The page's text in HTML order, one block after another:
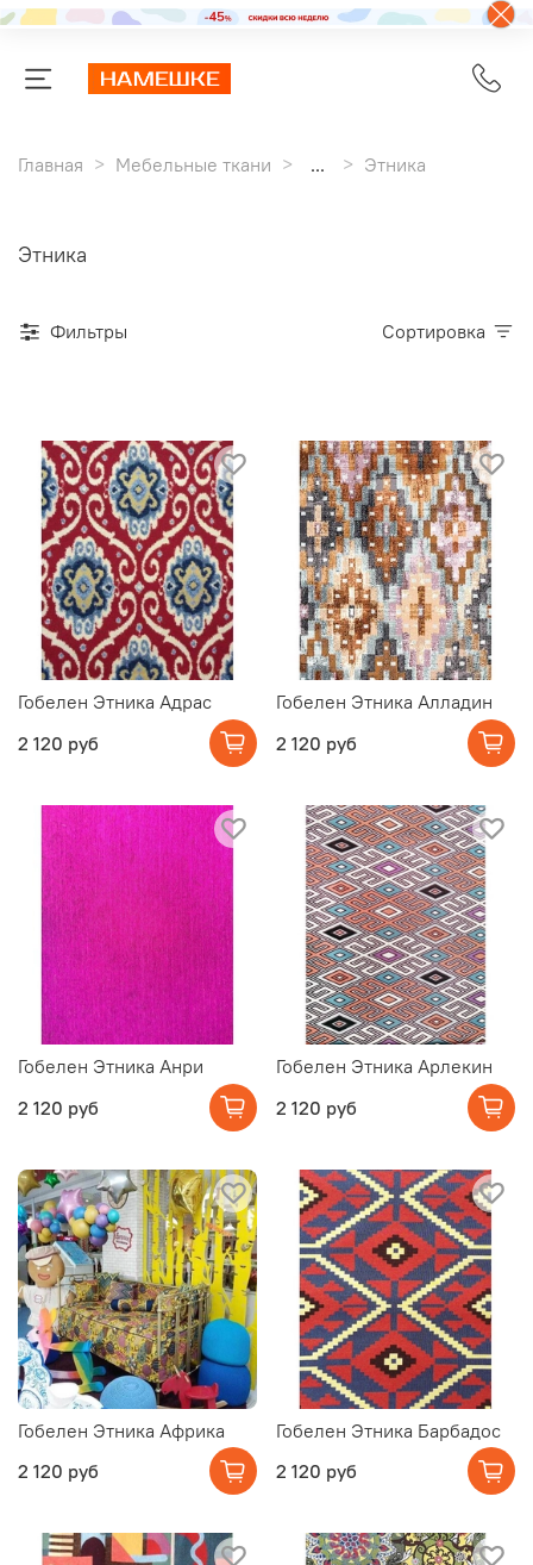
Главная Мебельные ткани ... Этника
Этника
Фильтры Сортировка
Гобелен Этника Адрас
2 120 руб
Гобелен Этника Алладин
2 120 руб
Гобелен Этника Анри
2 120 руб
Гобелен Этника Арлекин
2 120 руб
Гобелен Этника Африка
2 120 руб
Гобелен Этника Барбадос
2 120 руб